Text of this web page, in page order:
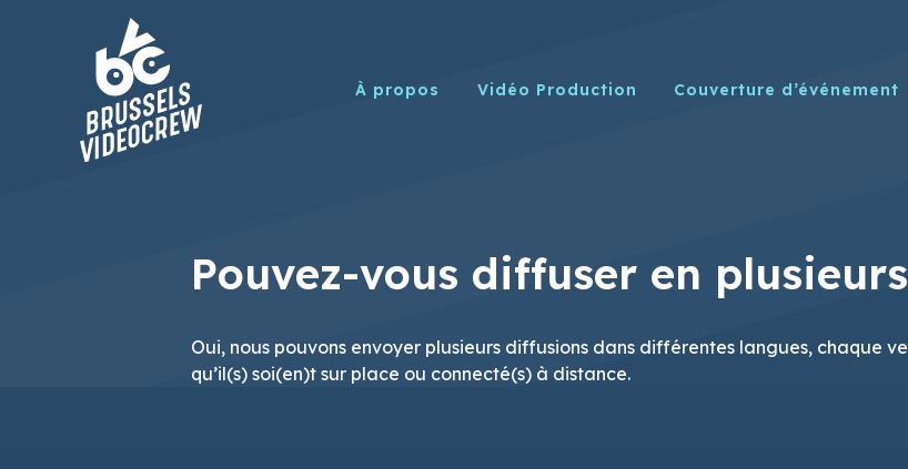
À propos Vidéo Production Couverture d’événement
Pouvez-vous diffuser en
Oui, nous pouvons envoyer plusieurs diffusions dans différentes langues, chaque
qu’il(s) soi(en)t sur place ou connecté(s) à distance.